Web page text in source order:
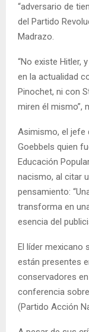
“adversario de
del Partido
Madrazo.
“No existe Hitler,
en la actualidad
Pinochet, ni con
miren él mismo”,
Asimismo, el jefe
Goebbels​​ quien
Educación
nacismo, al citar
pensamiento:
transforma en
esencia del
El líder mexicano
están presentes
conservadores
conferencia
(Partido Acción